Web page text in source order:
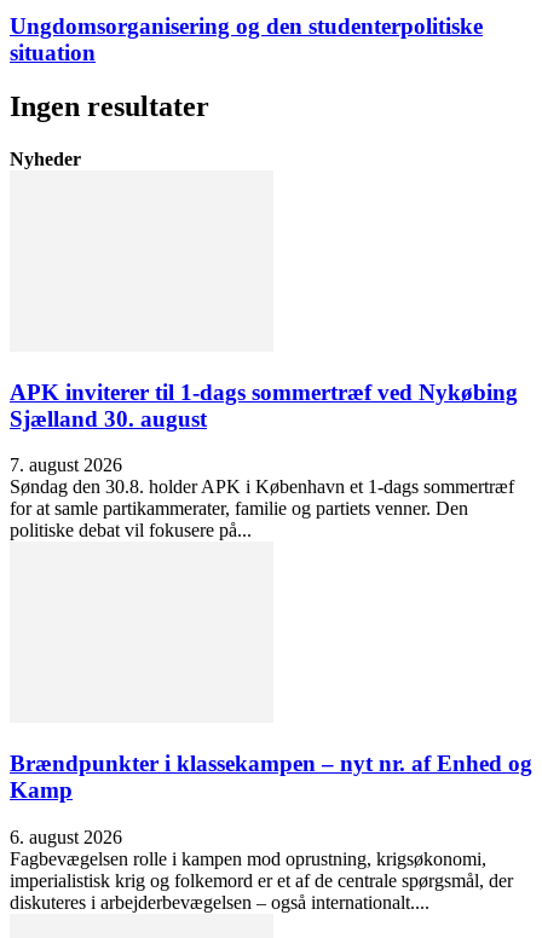
Ungdomsorganisering og den studenterpolitiske
situation
Ingen resultater
Nyheder
APK inviterer til 1-dags sommertræf ved Nykøbing
Sjælland 30. august
7. august 2026
Søndag den 30.8. holder APK i København et 1-dags sommertræf
for at samle partikammerater, familie og partiets venner. Den
politiske debat vil fokusere på...
Brændpunkter i klassekampen – nyt nr. af Enhed og
Kamp
6. august 2026
Fagbevægelsen rolle i kampen mod oprustning, krigsøkonomi,
imperialistisk krig og folkemord er et af de centrale spørgsmål, der
diskuteres i arbejderbevægelsen – også internationalt....